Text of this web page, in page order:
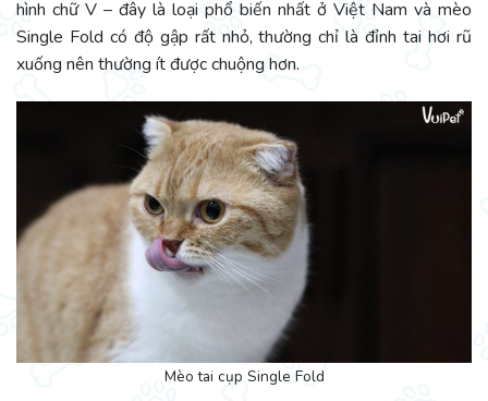
hình chữ V – đây là loại phổ biến nhất ở Việt Nam và mèo
Single Fold có độ gập rất nhỏ, thường chỉ là đỉnh tai hơi rũ
xuống nên thường ít được chuộng hơn.
Mèo tai cụp Single Fold